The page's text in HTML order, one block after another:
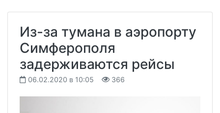
Из-за тумана в аэропорту
Симферополя
задерживаются рейсы
06.02.2020 в 10:05 366